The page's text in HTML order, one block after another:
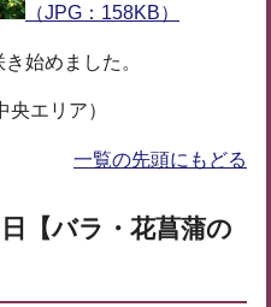
（JPG：158KB）
始めました。
央エリア）
一覧の先頭にもどる
【バラ・花菖蒲の